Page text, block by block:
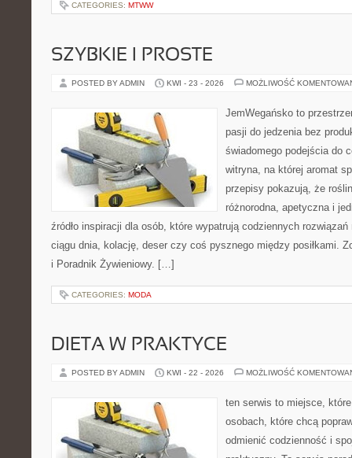
CATEGORIES: MTWW
SZYBKIE I PROSTE
POSTED BY ADMIN KWI - 23 - 2026 MOŻLIWOŚĆ
JemWegańsko to
pasji do jedzenia bez
świadomego podejścia do
witryna, na której aromat
przepisy pokazują, że
różnorodna, apetyczna i
źródło inspiracji dla osób, które wypatrują codziennych rozwiązań
ciągu dnia, kolację, deser czy coś pysznego między posiłkami.
i Poradnik Żywieniowy. […]
CATEGORIES: MODA
DIETA W PRAKTYCE
POSTED BY ADMIN KWI - 22 - 2026 MOŻLIWOŚĆ
ten serwis to miejsce,
osobach, które chcą
odmienić codzienność i